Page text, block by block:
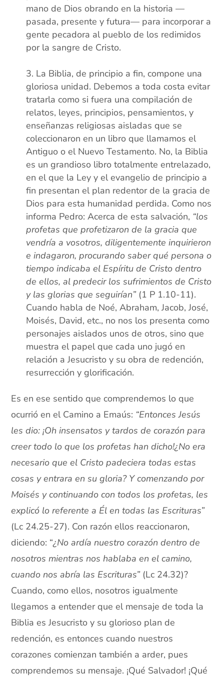
mano de Dios obrando en la historia —
pasada, presente y futura— para incorporar a
gente pecadora al pueblo de los redimidos
por la sangre de Cristo.
La Biblia, de principio a fin, compone una
gloriosa unidad. Debemos a toda costa evitar
tratarla como si fuera una compilación de
relatos, leyes, principios, pensamientos, y
enseñanzas religiosas aisladas que se
coleccionaron en un libro que llamamos el
Antiguo o el Nuevo Testamento. No, la Biblia
es un grandioso libro totalmente entrelazado,
en el que la Ley y el evangelio de principio a
fin presentan el plan redentor de la gracia de
Dios para esta humanidad perdida. Como nos
informa Pedro: Acerca de esta salvación, “los
profetas que profetizaron de la gracia que
vendría a vosotros, diligentemente inquirieron
e indagaron, procurando saber qué persona o
tiempo indicaba el Espíritu de Cristo dentro
de ellos, al predecir los sufrimientos de Cristo
y las glorias que seguirían”(1 P 1.10-11).
Cuando habla de Noé, Abraham, Jacob, José,
Moisés, David, etc., no nos los presenta como
personajes aislados unos de otros, sino que
muestra el papel que cada uno jugó en
relación a Jesucristo y su obra de redención,
resurrección y glorificación.
Es en ese sentido que comprendemos lo que
ocurrió en el Camino a Emaús: “Entonces Jesús
les dio: ¡Oh insensatos y tardos de corazón para
creer todo lo que los profetas han dicho!¿No era
necesario que el Cristo padeciera todas estas
cosas y entrara en su gloria? Y comenzando por
Moisés y continuando con todos los profetas, les
explicó lo referente a Él en todas las Escrituras”
(Lc 24.25-27). Con razón ellos reaccionaron,
diciendo: “¿No ardía nuestro corazón dentro de
nosotros mientras nos hablaba en el camino,
cuando nos abría las Escrituras”(Lc 24.32)?
Cuando, como ellos, nosotros igualmente
llegamos a entender que el mensaje de toda la
Biblia es Jesucristo y su glorioso plan de
redención, es entonces cuando nuestros
corazones comienzan también a arder, pues
comprendemos su mensaje. ¡Qué Salvador! ¡Qué